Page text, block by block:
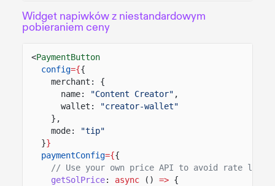
Widget napiwków z niestandardowym
pobieraniem ceny
<PaymentButton
config={{
merchant: {
name:
"Content Creator" ,
wallet:
"creator-wallet"
},
mode:
"tip"
}}
paymentConfig={{
// Use your own price API to avoid rate
getSolPrice: async () => {